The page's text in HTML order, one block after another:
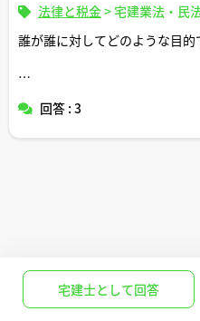
法律と税金>宅建業法・民
誰が誰に対してどのような目
回答 : 3
宅建士として回答